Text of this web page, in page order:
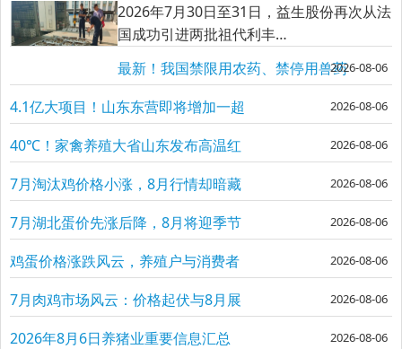
2026年7月30日至31日，益生股份再次从法
国成功引进两批祖代利丰…
最新！我国禁限用农药、禁停用兽药
名录（2026）
2026-08-06
4.1亿大项目！山东东营即将增加一超
大型蛋鸡生态养殖综合示范项目
2026-08-06
40℃！家禽养殖大省山东发布高温红
色预警
2026-08-06
7月淘汰鸡价格小涨，8月行情却暗藏
玄机？
2026-08-06
7月湖北蛋价先涨后降，8月将迎季节
性旺季
2026-08-06
鸡蛋价格涨跌风云，养殖户与消费者
如何接招？
2026-08-06
7月肉鸡市场风云：价格起伏与8月展
望
2026-08-06
2026年8月6日养猪业重要信息汇总 2026-08-06